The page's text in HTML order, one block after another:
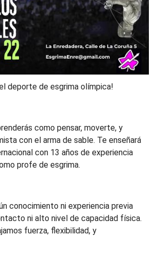
deporte de esgrima olímpica!
como pensar, moverte, y
con el arma de sable. Te enseñará
con 13 años de experiencia
profe de esgrima.
conocimiento ni experiencia previa
ni alto nivel de capacidad física.
fuerza, flexibilidad, y